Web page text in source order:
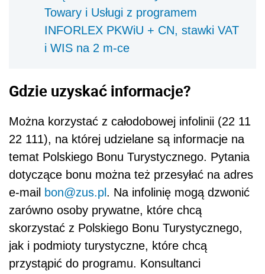
Towary i Usługi z programem
INFORLEX PKWiU + CN, stawki VAT
i WIS na 2 m-ce
Gdzie uzyskać informacje?
Można korzystać z całodobowej infolinii (22 11
22 111), na której udzielane są informacje na
temat Polskiego Bonu Turystycznego. Pytania
dotyczące bonu można też przesyłać na adres
e-mail bon@zus.pl . Na infolinię mogą dzwonić
zarówno osoby prywatne, które chcą
skorzystać z Polskiego Bonu Turystycznego,
jak i podmioty turystyczne, które chcą
przystąpić do programu. Konsultanci